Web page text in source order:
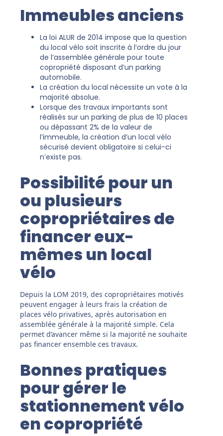
Immeubles anciens
La loi ALUR de 2014 impose que la question
du local vélo soit inscrite à l’ordre du jour
de l’assemblée générale pour toute
copropriété disposant d’un parking
automobile.
La création du local nécessite un vote à la
majorité absolue.
Lorsque des travaux importants sont
réalisés sur un parking de plus de 10 places
ou dépassant 2% de la valeur de
l’immeuble, la création d’un local vélo
sécurisé devient obligatoire si celui-ci
n’existe pas.
Possibilité pour un
ou plusieurs
copropriétaires de
financer eux-
mêmes un local
vélo
Depuis la LOM 2019, des copropriétaires motivés
peuvent engager à leurs frais la création de
places vélo privatives, après autorisation en
assemblée générale à la majorité simple. Cela
permet d’avancer même si la majorité ne souhaite
pas financer ensemble ces travaux.
Bonnes pratiques
pour gérer le
stationnement vélo
en copropriété